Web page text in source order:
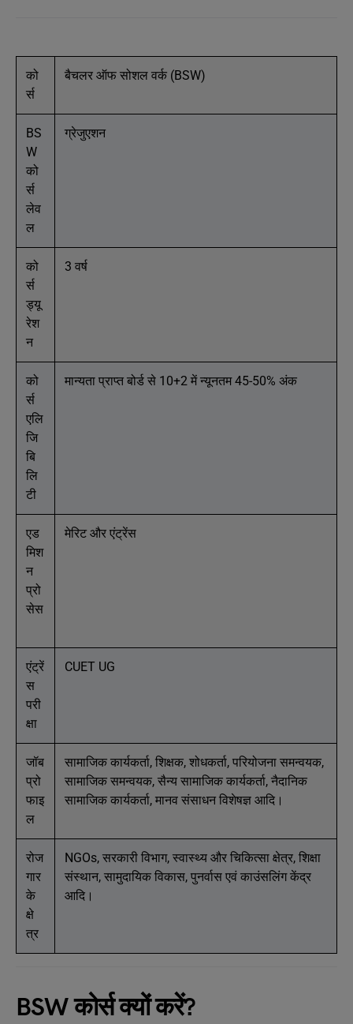
को
र्स
बैचलर ऑफ सोशल वर्क (BSW)
BS
W
को
र्स
लेव
ल
ग्रेजुएशन
को
र्स
ड्यू
रेश
न
3 वर्ष
को
र्स
एलि
जि
बि
लि
टी
मान्यता प्राप्त बोर्ड से 10+2 में न्यूनतम 45-50% अंक
एड
मिश
न
प्रो
सेस
मेरिट और एंट्रेंस
एंट्रें
स
परी
क्षा
CUET UG
जॉब
प्रो
फाइ
ल
सामाजिक कार्यकर्ता, शिक्षक, शोधकर्ता, परियोजना समन्वयक,
सामाजिक समन्वयक, सैन्य सामाजिक कार्यकर्ता, नैदानिक ​​
सामाजिक कार्यकर्ता, मानव संसाधन विशेषज्ञ आदि।
रोज
गार
के
क्षे
त्र
NGOs, सरकारी विभाग, स्वास्थ्य और चिकित्सा क्षेत्र, शिक्षा
संस्थान, सामुदायिक विकास, पुनर्वास एवं काउंसलिंग केंद्र
आदि।
BSW कोर्स क्यों करें?